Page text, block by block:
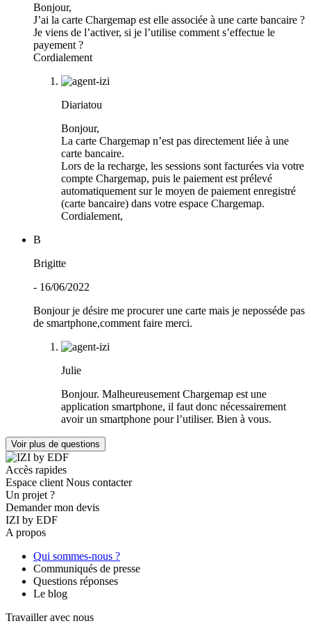
Bonjour,
J’ai la carte Chargemap est elle associée à une carte bancaire ?
Je viens de l’activer, si je l’utilise comment s’effectue le
payement ?
Cordialement
Diariatou
Bonjour,
La carte Chargemap n’est pas directement liée à une
carte bancaire.
Lors de la recharge, les sessions sont facturées via votre
compte Chargemap, puis le paiement est prélevé
automatiquement sur le moyen de paiement enregistré
(carte bancaire) dans votre espace Chargemap.
Cordialement,
B
Brigitte
- 16/06/2022
Bonjour je désire me procurer une carte mais je neposséde pas
de smartphone,comment faire merci.
Julie
Bonjour. Malheureusement Chargemap est une
application smartphone, il faut donc nécessairement
avoir un smartphone pour l’utiliser. Bien à vous.
Voir plus de questions
Accès rapides
Espace client Nous contacter
Un projet ?
Demander mon devis
IZI by EDF
A propos
Qui sommes-nous ?
Communiqués de presse
Questions réponses
Le blog
Travailler avec nous